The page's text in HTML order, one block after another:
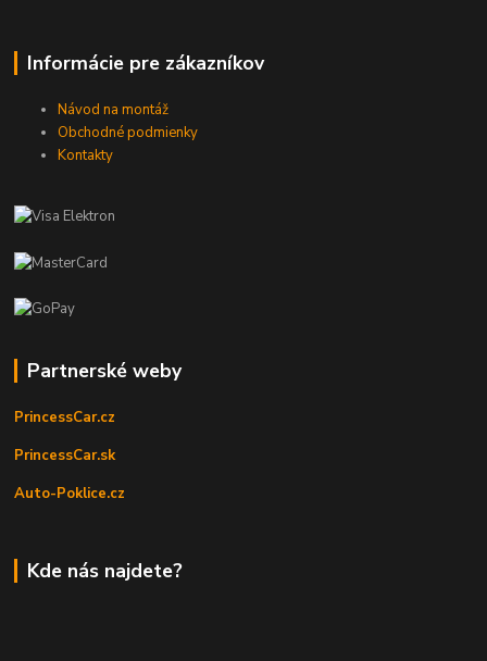
Informácie pre zákazníkov
Návod na montáž
Obchodné podmienky
Kontakty
Partnerské weby
PrincessCar.cz
PrincessCar.sk
Auto-Poklice.cz
Kde nás najdete?